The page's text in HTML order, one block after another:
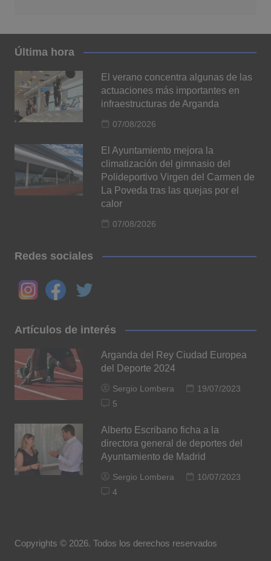
Última hora
El verano concentra algunas de las
actuaciones más importantes en
infraestructuras de Arganda
07/08/2026
El Ayuntamiento mejora la
climatización del gimnasio del
Polideportivo Virgen del Carmen de
La Poveda tras las quejas por el
calor
07/08/2026
Redes sociales
Artículos de interés
Arganda del Rey Ciudad Europea
del Deporte 2024
Sergio Lombera
19/07/2023
5
Alberto Escribano ficha a la
directora general de deportes del
Ayuntamiento de Madrid
Sergio Lombera
10/07/2023
4
Copyrights © 2026. Todos los derechos reservados